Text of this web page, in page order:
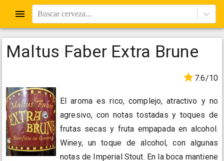
Buscar cerveza...
Maltus Faber Extra Brune
7.6/10
El aroma es rico, complejo, atractivo y no
agresivo, con notas tostadas y toques de
frutas secas y fruta empapada en alcohol.
Winey, un toque de alcohol, con algunas
notas de Imperial Stout. En la boca mantiene